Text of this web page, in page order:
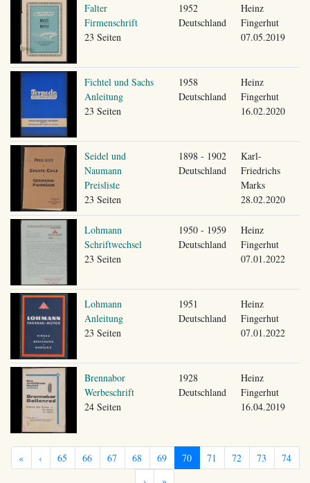
Falter
Firmenschrift
23 Seiten
1952
Deutschland
Heinz
Fingerhut
07.05.2019
Fichtel und Sachs
Anleitung
23 Seiten
1958
Deutschland
Heinz
Fingerhut
16.02.2020
Seidel und
Naumann
Preisliste
23 Seiten
1898 - 1902
Deutschland
Karl-
Friedrichs
Marks
28.02.2020
Lohmann
Schriftwechsel
23 Seiten
1950 - 1959
Deutschland
Heinz
Fingerhut
07.01.2022
Lohmann
Anleitung
23 Seiten
1951
Deutschland
Heinz
Fingerhut
07.01.2022
Brennabor
Werbeschrift
24 Seiten
1928
Deutschland
Heinz
Fingerhut
16.04.2019
« ‹ 65 66 67 68 69 70 71 72 73
74
›
»